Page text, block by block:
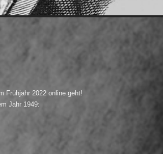
Frühjahr 2022 online geht!
Jahr 1949: